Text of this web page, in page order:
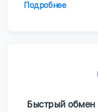
Подробнее
Быстрый обмен